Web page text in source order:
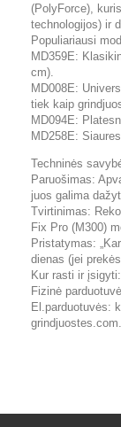
(PolyForce),
technologijos) ir
Populiariausi
MD359E:
cm).
MD008E:
tiek kaip
MD094E:
MD258E:
Techninės
Paruošimas:
juos galima
Tvirtinimas:
Fix Pro (M300)
Pristatymas:
dienas (jei
Kur rasti ir įsigyti:
Fizinė
El.parduotuvės:
grindjuostes.com.